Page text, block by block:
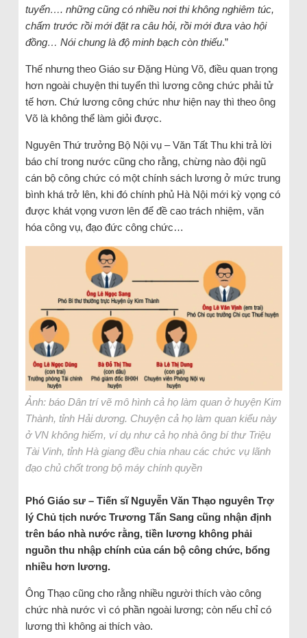
tuyển…. những cũng có nhiều nơi thi không nghiêm túc,
chấm trước rồi mới đặt ra câu hỏi, rồi mới đưa vào hội
đồng… Nói chung là độ minh bạch còn thiếu.”
Thế nhưng theo Giáo sư Đặng Hùng Võ, điều quan trọng
hơn ngoài chuyện thi tuyển thì lương công chức phải tử
tế hơn. Chứ lương công chức như hiện nay thì theo ông
Võ là không thể làm giỏi được.
Nguyên Thứ trưởng Bộ Nội vụ – Văn Tất Thu khi trả lời
báo chí trong nước cũng cho rằng, chừng nào đội ngũ
cán bộ công chức có một chính sách lương ở mức trung
bình khá trở lên, khi đó chính phủ Hà Nội mới kỳ vọng có
được khát vọng vươn lên để đề cao trách nhiệm, văn
hóa công vụ, đạo đức công chức…
Ảnh: báo Dân trí vẽ mô hình cả họ làm quan ở huyện Kim
Thành, tỉnh Hải dương. Chuyện cả họ làm quan kiểu này
ở VN không hiếm, ví dụ như cả họ nhà ông bí thư Triệu
Tài Vinh, tỉnh Hà giang đều chia nhau các chức vụ lãnh
đạo chủ chốt trong bộ máy chính quyền
Phó Giáo sư – Tiến sĩ Nguyễn Văn Thạo nguyên Trợ
lý Chủ tịch nước Trương Tấn Sang cũng nhận định
trên báo nhà nước rằng, tiền lương không phải
nguồn thu nhập chính của cán bộ công chức, bổng
nhiều hơn lương.
Ông Thạo cũng cho rằng nhiều người thích vào công
chức nhà nước vì có phần ngoài lương; còn nếu chỉ có
lương thì không ai thích vào.